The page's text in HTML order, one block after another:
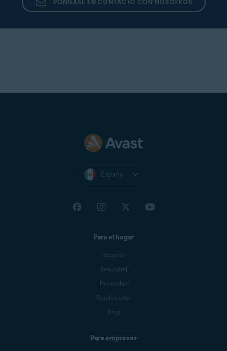
PÓNGASE EN CONTACTO CON NOSOTROS
España
Para el hogar
Soporte
Seguridad
Privacidad
Rendimiento
Blog
Para empresas